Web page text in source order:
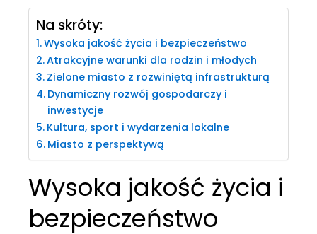
Na skróty:
Wysoka jakość życia i bezpieczeństwo
Atrakcyjne warunki dla rodzin i młodych
Zielone miasto z rozwiniętą infrastrukturą
Dynamiczny rozwój gospodarczy i
inwestycje
Kultura, sport i wydarzenia lokalne
Miasto z perspektywą
Wysoka jakość życia i
bezpieczeństwo